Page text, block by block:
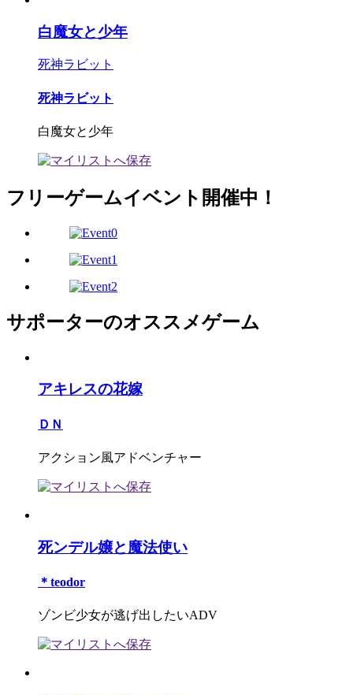
白魔女と少年
死神ラビット
死神ラビット
白魔女と少年
フリーゲームイベント開催中！
サポーターのオススメゲーム
アキレスの花嫁
ＤＮ
アクション風アドベンチャー
死ンデル嬢と魔法使い
＊teodor
ゾンビ少女が逃げ出したいADV